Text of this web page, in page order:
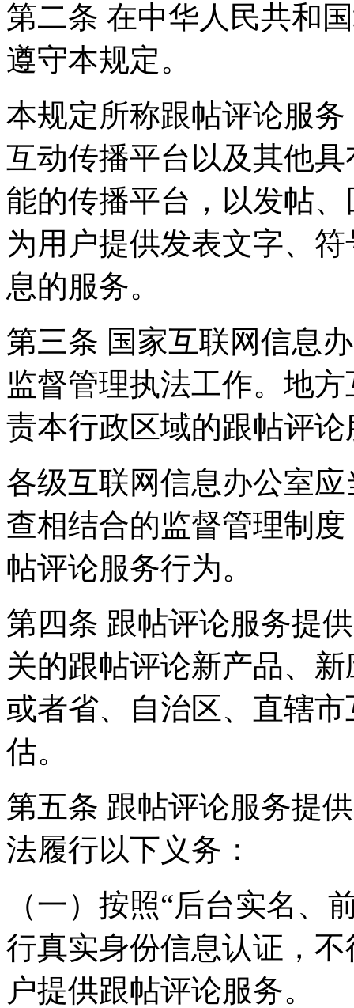
第二条 在中华人民共和
遵守本规定。
本规定所称跟帖评论服
互动传播平台以及其他
能的传播平台，以发帖
为用户提供发表文字、
息的服务。
第三条 国家互联网信息
监督管理执法工作。地
责本行政区域的跟帖评
各级互联网信息办公室
查相结合的监督管理制
帖评论服务行为。
第四条 跟帖评论服务提
关的跟帖评论新产品、
或者省、自治区、直辖
估。
第五条 跟帖评论服务提
法履行以下义务：
（一）按照“后台实名、
行真实身份信息认证，
户提供跟帖评论服务。